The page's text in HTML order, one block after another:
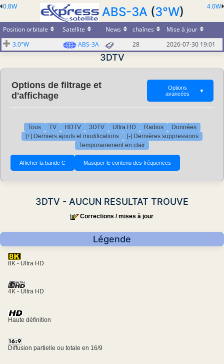
4.0W
0.8W ABS-3A (3°W)
Position orbitale Satellite News chaînes
Mise à jour
3.0°W
ABS-3A 28 2026-07-30 19:01
3DTV
Options de filtrage et
d'affichage
Options
avancées
▼
Tous TV HDTV 3DTV Ultra HD Radios
Données
[+] Derniers ajouts et modifications
[-] Dernières suppressions
Temporairement en clair
3DTV - AUCUN RESULTAT TROUVE
Corrections / mises à jour
Légende
8K - Ultra HD
4K - Ultra HD
Haute définition
Diffusion partielle ou totale en 16/9